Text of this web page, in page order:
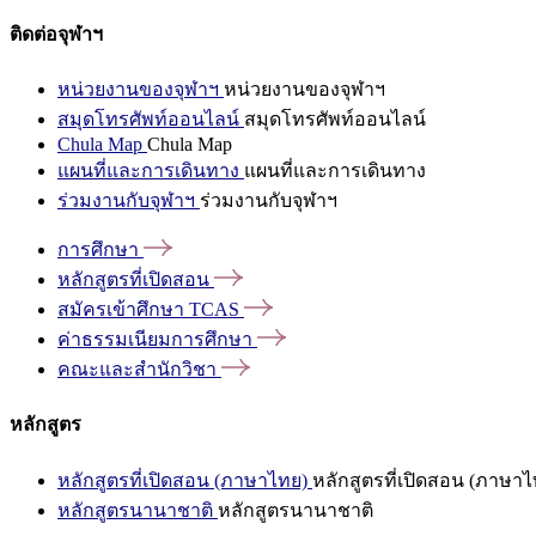
ติดต่อจุฬาฯ
หน่วยงานของจุฬาฯ หน่วยงานของจุฬาฯ
สมุดโทรศัพท์ออนไลน์ สมุดโทรศัพท์ออนไลน์
Chula Map Chula Map
แผนที่และการเดินทาง แผนที่และการเดินทาง
ร่วมงานกับจุฬาฯ ร่วมงานกับจุฬาฯ
การศึกษา
หลักสูตรที่เปิดสอน
สมัครเข้าศึกษา TCAS
ค่าธรรมเนียมการศึกษา
คณะและสำนักวิชา
หลักสูตร
หลักสูตรที่เปิดสอน (ภาษาไทย) หลักสูตรที่เปิดสอน (ภาษาไ
หลักสูตรนานาชาติ หลักสูตรนานาชาติ